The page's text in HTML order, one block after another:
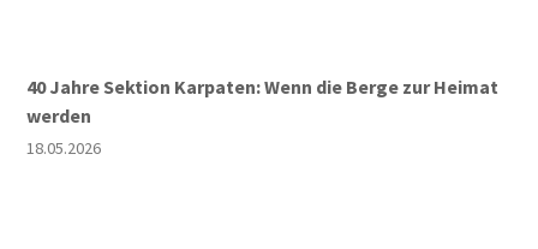
40 Jahre Sektion Karpaten: Wenn die Berge zur Heimat
werden
18.05.2026